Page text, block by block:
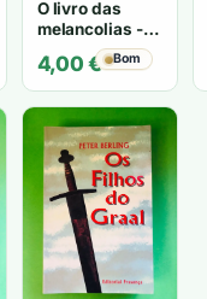
O livro das
melancolias -
Mantegazza
4,00€ Bom